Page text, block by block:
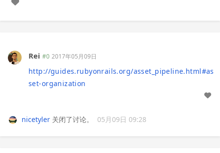
Rei #0 2017年05月09日
http://guides.rubyonrails.org/asset_pipeline.html#as
set-organization
nicetyler 关闭了讨论。 05月09日 09:28